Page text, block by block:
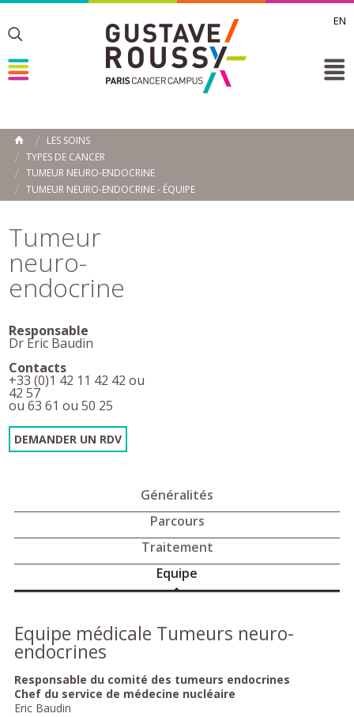
EN
Toggle
Toggle
Toggle
ACCUEIL
LES SOINS
TYPES DE CANCER
TUMEUR NEURO-ENDOCRINE
TUMEUR NEURO-ENDOCRINE - ÉQUIPE
Tumeur
neuro-
endocrine
Responsable
Dr Eric Baudin
Contacts
+33 (0)1 42 11 42 42 ou
42 57
ou 63 61 ou 50 25
DEMANDER UN RDV
Généralités
Parcours
Traitement
Equipe
Equipe médicale Tumeurs neuro-
endocrines
Responsable du comité des tumeurs endocrines
Chef du service de médecine nucléaire
Eric Baudin